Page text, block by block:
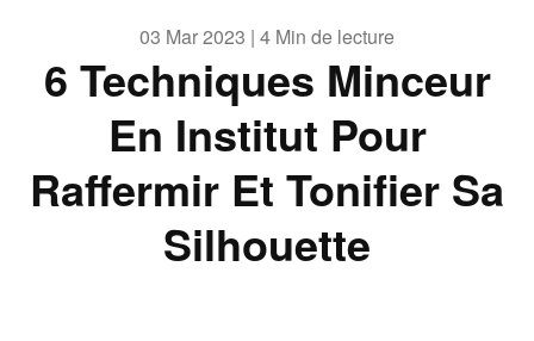
03 Mar 2023 | 4 Min de lecture
6 Techniques Minceur
En Institut Pour
Raffermir Et Tonifier Sa
Silhouette